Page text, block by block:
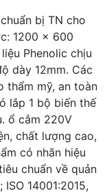
bị TN cho
1200 x 600
Phenolic chịu
dày 12mm. Các
thẩm mỹ, an toàn
lắp 1 bộ biến thế
ổ cắm 220V
chất lượng cao,
có nhãn hiệu
chuẩn về quản
14001:2015,